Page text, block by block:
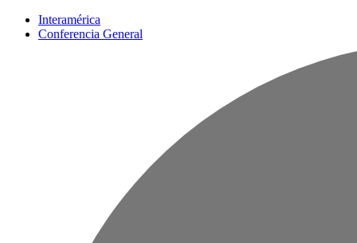
Interamérica
Conferencia General